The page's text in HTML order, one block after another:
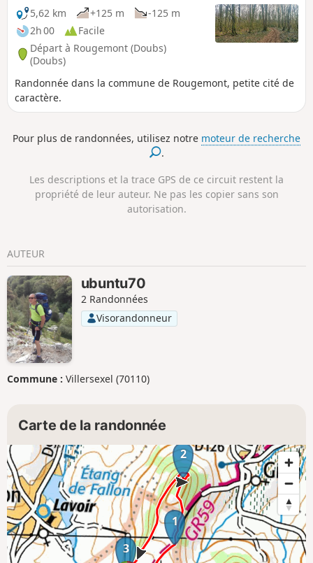
5,62 km
+125 m
-125 m
2h 00
Facile
Départ à Rougemont (Doubs)
(Doubs)
Randonnée dans la commune de Rougemont, petite cité de
caractère.
Pour plus de randonnées, utilisez notre moteur de recherche
.
Les descriptions et la trace GPS de ce circuit restent la
propriété de leur auteur. Ne pas les copier sans son
autorisation.
AUTEUR
ubuntu70
2 Randonnées
Visorandonneur
Commune : Villersexel (70110)
Carte de la randonnée
1
2
3